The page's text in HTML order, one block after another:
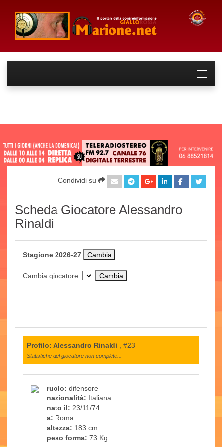
Condividi su
Scheda Giocatore Alessandro
Rinaldi
Stagione 2026-27
Cambia giocatore:
Profilo: Alessandro Rinaldi , #23
Statistiche del giocatore non complete...
ruolo: difensore
nazionalità: Italiana
nato il: 23/11/74
a: Roma
altezza: 183 cm
peso forma: 73 Kg